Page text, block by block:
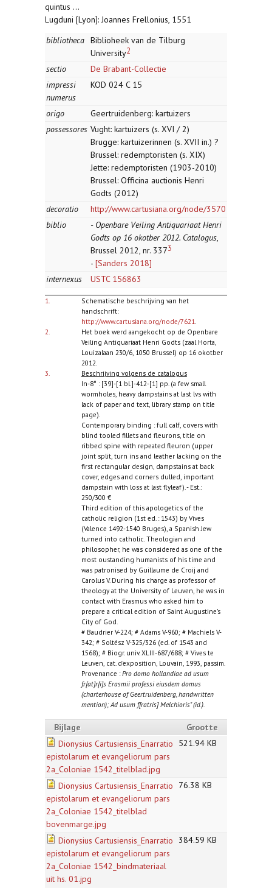
quintus ...
Lugduni [Lyon]: Joannes Frellonius, 1551
bibliotheca Biblioheek van de Tilburg
University2
sectio
De Brabant-Collectie
impressi
numerus
KOD 024 C 15
origo
Geertruidenberg: kartuizers
possessores Vught: kartuizers (s. XVI / 2)
Brugge: kartuizerinnen (s. XVII in.) ?
Brussel: redemptoristen (s. XIX)
Jette: redemptoristen (1903-2010)
Brussel: Officina auctionis Henri
Godts (2012)
decoratio
http://www.cartusiana.org/node/3570
biblio
- Openbare Veiling Antiquariaat Henri
Godts op 16 okotber 2012. Catalogus,
Brussel 2012, nr. 3373
- [Sanders 2018]
internexus
USTC 156863
1.
Schematische beschrijving van het
handschrift:
http://www.cartusiana.org/node/7621.
2.
Het boek werd aangekocht op de Openbare
Veiling Antiquariaat Henri Godts (zaal Horta,
Louizalaan 230/6, 1050 Brussel) op 16 okotber
2012.
3.
Beschrijving volgens de catalogus
In-8° : [39]-[1 bl.]-412-[1] pp. (a few small
wormholes, heavy dampstains at last lvs with
lack of paper and text, library stamp on title
page).
Contemporary binding : full calf, covers with
blind tooled fillets and fleurons, title on
ribbed spine with repeated fleuron (upper
joint split, turn ins and leather lacking on the
first rectangular design, dampstains at back
cover, edges and corners dulled, important
dampstain with loss at last flyleaf). - Est.:
250/300 €
Third edition of this apologetics of the
catholic religion (1st ed. : 1543) by Vives
(Valence 1492-1540 Bruges), a Spanish Jew
turned into catholic. Theologian and
philosopher, he was considered as one of the
most oustanding humanists of his time and
was patronised by Guillaume de Croij and
Carolus V. During his charge as professor of
theology at the University of Leuven, he was in
contact with Erasmus who asked him to
prepare a critical edition of Saint Augustine's
City of God.
# Baudrier V-224; # Adams V-960; # Machiels V-
342; # Soltész V-325/326 (ed. of 1543 and
1568); # Biogr. univ. XLIII-687/688; # Vives te
Leuven, cat. d'exposition, Louvain, 1993, passim.
Provenance :Pro domo hollandiae ad usum
fr[at]r[i]s Erasmii professi eiusdem domus
(charterhouse of Geertruidenberg, handwritten
mention); Ad usum f[ratris] Melchioris" (id.).
Bijlage
Grootte
Dionysius Cartusiensis_Enarratio
epistolarum et evangeliorum pars
2a_Coloniae 1542_titelblad.jpg
521.94 KB
Dionysius Cartusiensis_Enarratio
epistolarum et evangeliorum pars
2a_Coloniae 1542_titelblad
bovenmarge.jpg
76.38 KB
Dionysius Cartusiensis_Enarratio
epistolarum et evangeliorum pars
2a_Coloniae 1542_bindmateriaal
uit hs. 01.jpg
384.59 KB